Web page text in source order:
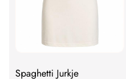
Spaghetti Jurkje